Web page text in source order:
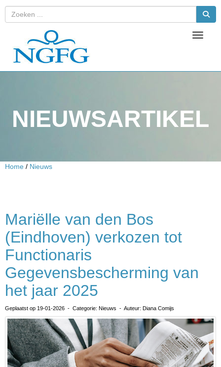
Toggle
NIEUWSARTIKEL
Home / Nieuws
Mariëlle van den Bos
(Eindhoven) verkozen tot
Functionaris
Gegevensbescherming van
het jaar 2025
Geplaatst op 19-01-2026 - Categorie: Nieuws - Auteur: Diana Comijs